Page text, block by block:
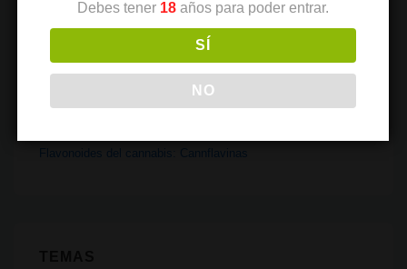
Ley Rosa Verda: aniversario de un modelo de Club Social de
Cannabis
Flavoalcaloides: un nuevo actor en la complejidad del
Flavonoides del cannabis: Cannflavinas
Debes tener 18 años para poder entrar.
SÍ
NO